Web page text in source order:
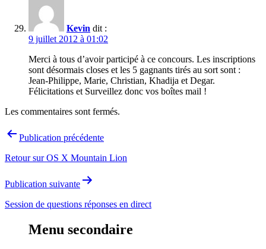
Kevin dit :
9 juillet 2012 à 01:02
Merci à tous d’avoir participé à ce concours. Les inscriptions
sont désormais closes et les 5 gagnants tirés au sort sont :
Jean-Philippe, Marie, Christian, Khadija et Degar.
Félicitations et Surveillez donc vos boîtes mail !
Les commentaires sont fermés.
Navigation
l’article
Publication précédente
Retour sur OS X Mountain Lion
Publication suivante
Session de questions réponses en direct
Menu secondaire